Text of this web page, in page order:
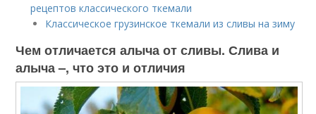
рецептов классического ткемали
Классическое грузинское ткемали из сливы на зиму
Чем отличается алыча от сливы. Слива и
алыча –, что это и отличия